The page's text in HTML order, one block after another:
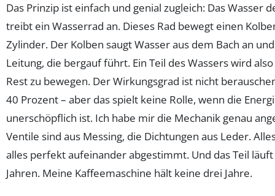
Das Prinzip ist einfach und genial zugleich: Das Wasser
treibt ein Wasserrad an. Dieses Rad bewegt einen
Zylinder. Der Kolben saugt Wasser aus dem Bach an
Leitung, die bergauf führt. Ein Teil des Wassers wird
Rest zu bewegen. Der Wirkungsgrad ist nicht
40 Prozent – aber das spielt keine Rolle, wenn die
unerschöpflich ist. Ich habe mir die Mechanik genau
Ventile sind aus Messing, die Dichtungen aus Leder.
alles perfekt aufeinander abgestimmt. Und das Teil
Jahren. Meine Kaffeemaschine hält keine drei Jahre.